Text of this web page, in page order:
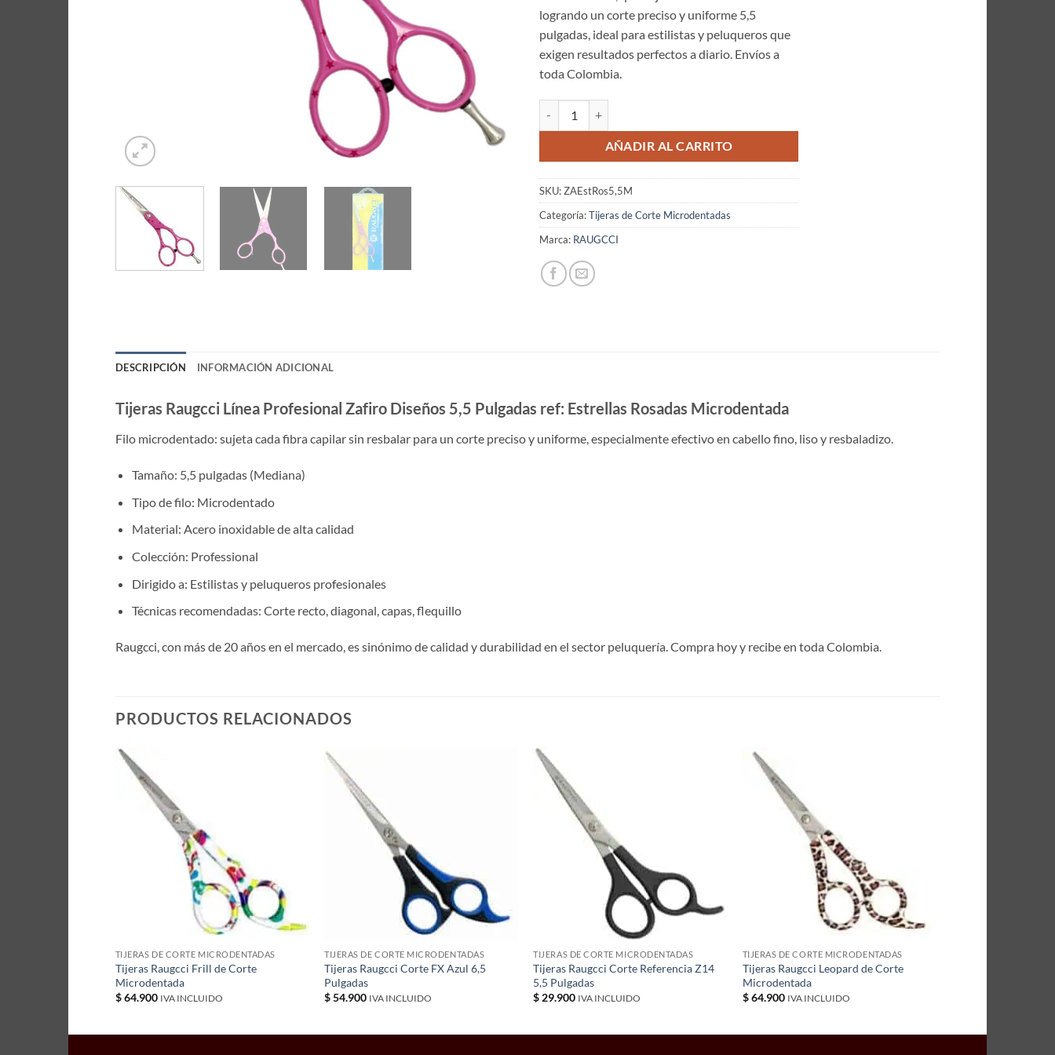
logrando un corte preciso y uniforme 5,5
pulgadas, ideal para estilistas y peluqueros que
exigen resultados perfectos a diario. Envíos a
toda Colombia.
AÑADIR AL CARRITO
SKU:ZAEstRos5,5M
Categoría:Tijeras de Corte Microdentadas
Marca: RAUGCCI
DESCRIPCIÓN INFORMACIÓN ADICIONAL
Tijeras Raugcci Línea Profesional Zafiro Diseños 5,5 Pulgadas ref: Estrellas Rosadas Microdentada
Filo microdentado: sujeta cada fibra capilar sin resbalar para un corte preciso y uniforme, especialmente efectivo en cabello fino, liso y resbaladizo.
Tamaño: 5,5 pulgadas (Mediana)
Tipo de filo: Microdentado
Material: Acero inoxidable de alta calidad
Colección: Professional
Dirigido a: Estilistas y peluqueros profesionales
Técnicas recomendadas: Corte recto, diagonal, capas, flequillo
Raugcci, con más de 20 años en el mercado, es sinónimo de calidad y durabilidad en el sector peluquería. Compra hoy y recibe en toda Colombia.
PRODUCTOS RELACIONADOS
TIJERAS DE CORTE MICRODENTADAS
Tijeras Raugcci Frill de Corte
Microdentada
$64.900 IVA INCLUIDO
TIJERAS DE CORTE MICRODENTADAS
Tijeras Raugcci Corte FX Azul 6,5
Pulgadas
$54.900 IVA INCLUIDO
TIJERAS DE CORTE MICRODENTADAS
Tijeras Raugcci Corte Referencia Z14
5,5 Pulgadas
$ 29.900 IVA INCLUIDO
TIJERAS DE CORTE MICRODENTADAS
Tijeras Raugcci Leopard de Corte
Microdentada
$64.900 IVA INCLUIDO